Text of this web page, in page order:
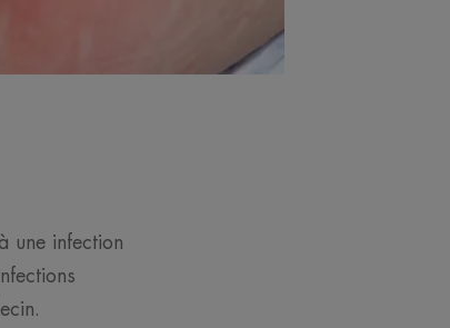
une infection